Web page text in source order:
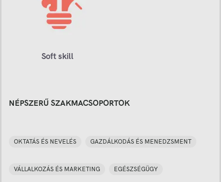
Soft skill
NÉPSZERŰ SZAKMACSOPORTOK
OKTATÁS ÉS NEVELÉS GAZDÁLKODÁS ÉS MENEDZSMENT
VÁLLALKOZÁS ÉS MARKETING EGÉSZSÉGÜGY